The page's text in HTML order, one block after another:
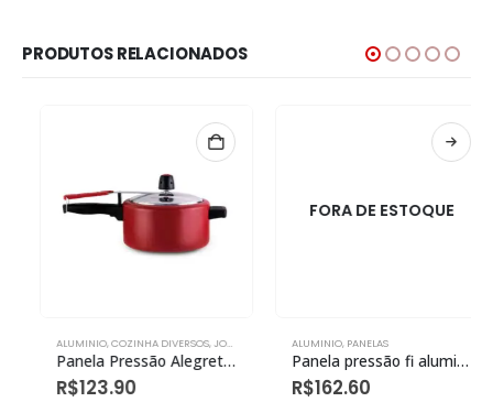
PRODUTOS RELACIONADOS
ALUMINIO,COZINHA DIVERSOS,JOGO DE PANELAS
Panela Pressão Alegrete Anti Aderente Vermelho 3,0l
R$123.90
FORA DE ESTOQUE
ALUMINIO,PANELAS
Panela pressão fi aluminio 4,5l antiaderente vermelho
R$162.60